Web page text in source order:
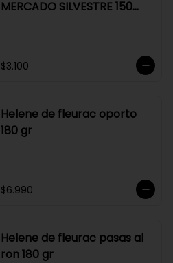
MERCADO SILVESTRE 150
$3.100
Helene de fleurac oporto
180 gr
$6.990
Helene de fleurac pasas al
ron 180 gr